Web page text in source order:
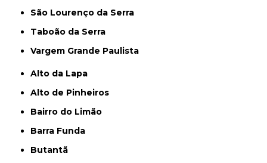
São Lourenço da Serra
Taboão da Serra
Vargem Grande Paulista
Alto da Lapa
Alto de Pinheiros
Bairro do Limão
Barra Funda
Butantã